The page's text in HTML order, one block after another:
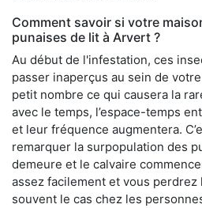
Comment savoir si votre
punaises de lit à Arvert ?
Au début de l'infestation, ces
passer inaperçus au sein de
petit nombre ce qui causera la
avec le temps, l’espace-temps
et leur fréquence augmentera.
remarquer la surpopulation des
demeure et le calvaire
assez facilement et vous perdrez
souvent le cas chez les